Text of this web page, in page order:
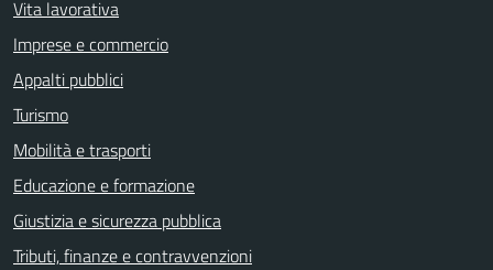
Vita lavorativa
Imprese e commercio
Appalti pubblici
Turismo
Mobilità e trasporti
Educazione e formazione
Giustizia e sicurezza pubblica
Tributi, finanze e contravvenzioni